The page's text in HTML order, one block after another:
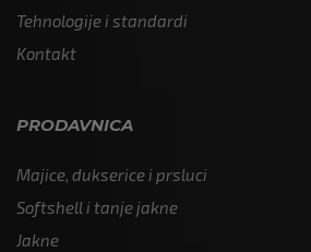
Tehnologije i standardi
Kontakt
PRODAVNICA
Majice, dukserice i prsluci
Softshell i tanje jakne
Jakne